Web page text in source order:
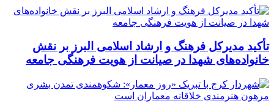
تأکید مدیرکل فرهنگ و ارشاد اسلامی البرز بر نقش
خانواده‌های شهدا در صیانت از هویت فرهنگی جامعه